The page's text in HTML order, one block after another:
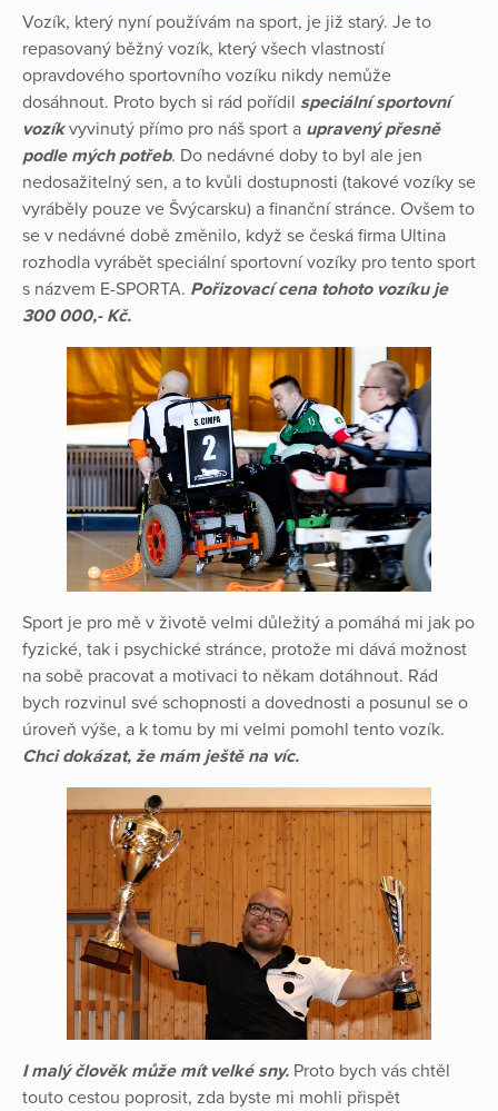
Vozík, který nyní používám na sport, je již starý. Je to
repasovaný běžný vozík, který všech vlastností
opravdového sportovního vozíku nikdy nemůže
dosáhnout. Proto bych si rád pořídil speciální sportovní
vozíkvyvinutý přímo pro náš sport a upravený přesně
podle mých potřeb. Do nedávné doby to byl ale jen
nedosažitelný sen, a to kvůli dostupnosti (takové vozíky se
vyráběly pouze ve Švýcarsku) a finanční stránce. Ovšem to
se v nedávné době změnilo, když se česká firma Ultina
rozhodla vyrábět speciální sportovní vozíky pro tento sport
s názvem E-SPORTA. Pořizovací cena tohoto vozíku je
300 000,- Kč.
Sport je pro mě v životě velmi důležitý a pomáhá mi jak po
fyzické, tak i psychické stránce, protože mi dává možnost
na sobě pracovat a motivaci to někam dotáhnout. Rád
bych rozvinul své schopnosti a dovednosti a posunul se o
úroveň výše, a k tomu by mi velmi pomohl tento vozík.
Chci dokázat, že mám ještě na víc.
I malý člověk může mít velké sny. Proto bych vás chtěl
touto cestou poprosit, zda byste mi mohli přispět